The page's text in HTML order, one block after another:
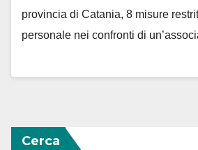
provincia di Catania, 8 misure
personale nei confronti di
Cerca